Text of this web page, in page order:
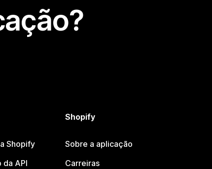
Shopify
da API
Shopify
Sobre a aplicação
Carreiras